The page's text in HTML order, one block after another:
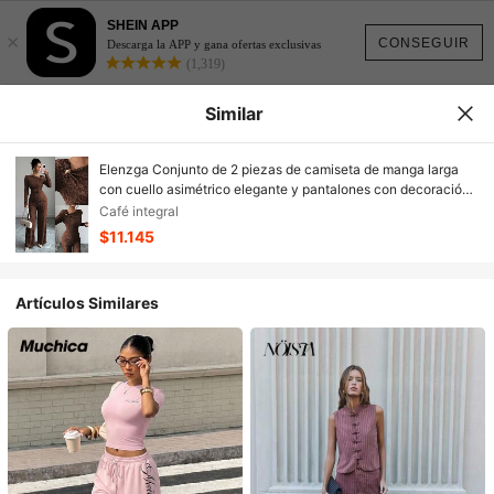
CONSEGUIR
×
SHEIN APP
Descarga la APP y gana ofertas exclusivas
(1,319)
Similar
Elenzga Conjunto de 2 piezas de camiseta de manga larga
con cuello asimétrico elegante y pantalones con decoración
de botón dorado en 3D
Café integral
$11.145
Artículos Similares